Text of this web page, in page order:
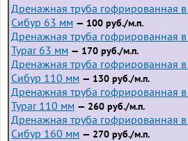
Дренажная труба гофрированная в
Сибур 63 мм — 100 руб./м.п.
Дренажная труба гофрированная в
Typar 63 мм — 170 руб./м.п.
Дренажная труба гофрированная в
Сибур 110 мм — 130 руб./м.п.
Дренажная труба гофрированная в
Typar 110 мм — 260 руб./м.п.
Дренажная труба гофрированная в
Сибур 160 мм — 270 руб./м.п.